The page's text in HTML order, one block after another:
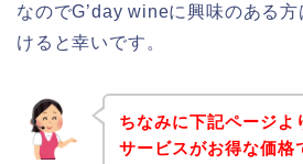
なのでG’day wineに興味のある
けると幸いです。
ちなみに下記ページ
サービスがお得な価格